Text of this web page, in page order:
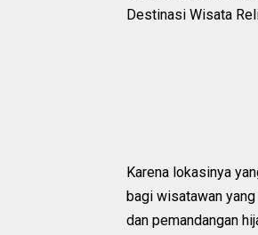
Destinasi Wisata
Karena lokasinya
bagi wisatawan
dan pemandangan